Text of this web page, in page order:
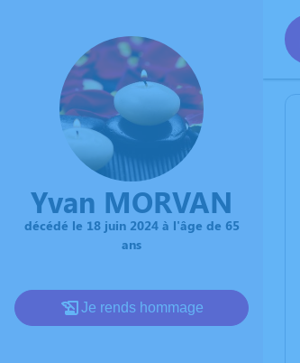
Yvan MORVAN
décédé le 18 juin 2024 à l'âge de 65
ans
Je rends hommage